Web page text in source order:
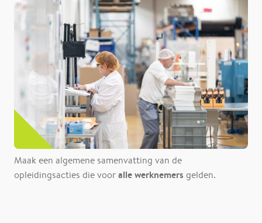
Maak een algemene samenvatting van de
opleidingsacties die vooralle werknemers gelden.